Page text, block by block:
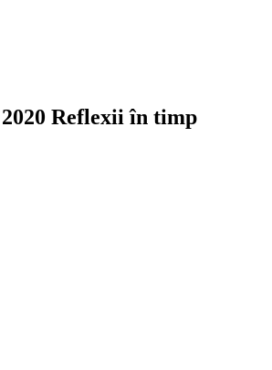
Reflexii în timp